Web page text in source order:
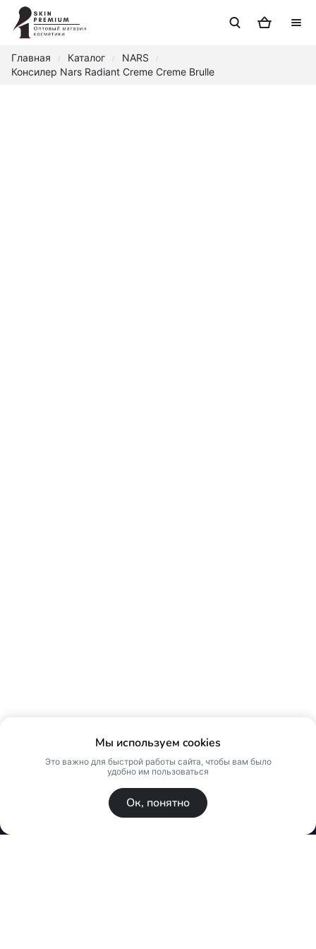
Главная / Каталог / NARS /
Консилер Nars Radiant Creme Creme Brulle
Мы используем cookies
Это важно для быстрой работы сайта, чтобы вам было
удобно им пользоваться
Ок, понятно